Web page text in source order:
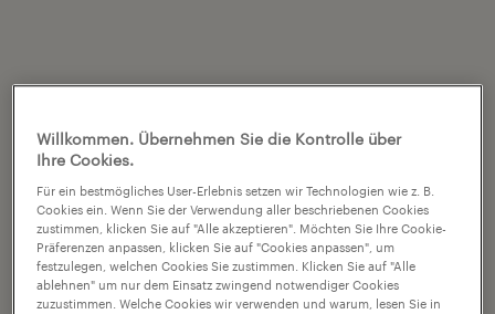
Willkommen. Übernehmen Sie die Kontrolle über
Ihre Cookies.
Für ein bestmögliches User-Erlebnis setzen wir Technologien wie z. B.
Cookies ein. Wenn Sie der Verwendung aller beschriebenen Cookies
zustimmen, klicken Sie auf "Alle akzeptieren". Möchten Sie Ihre Cookie-
Präferenzen anpassen, klicken Sie auf "Cookies anpassen", um
festzulegen, welchen Cookies Sie zustimmen. Klicken Sie auf "Alle
ablehnen" um nur dem Einsatz zwingend notwendiger Cookies
zuzustimmen. Welche Cookies wir verwenden und warum, lesen Sie in